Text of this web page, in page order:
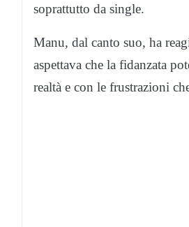
soprattutto da single.
Manu, dal canto suo, ha
aspettava che la fidanzata
realtà e con le frustrazioni